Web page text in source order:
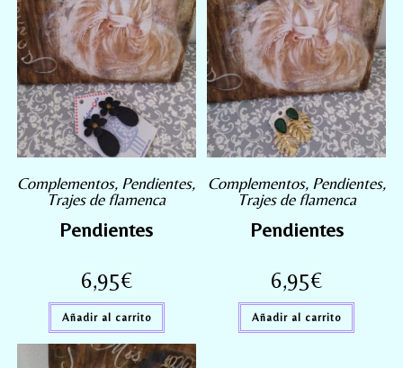
Complementos, Pendientes,
Trajes de flamenca
Pendientes
6,95€
Añadir al carrito
Complementos, Pendientes,
Trajes de flamenca
Pendientes
6,95€
Añadir al carrito